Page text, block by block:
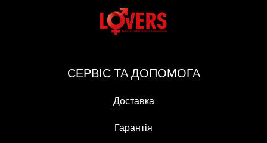
СЕРВІС ТА ДОПОМОГА
Доставка
Гарантія